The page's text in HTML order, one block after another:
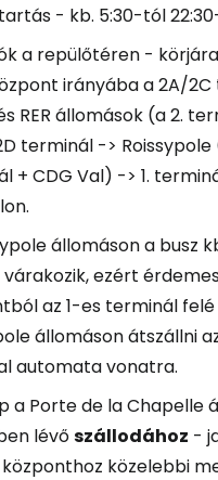
- kb. 5:30-tól
a repülőtéren -
irányába a 2A/
RER állomások (a 2.
terminál -> Roissypole
+ CDG Val) -> 1.
állomáson a busz
ezért
az 1-es terminál
állomáson átszállni
automata vonatra.
a Porte de la Chapelle
lévőszállodához -
közelebbi